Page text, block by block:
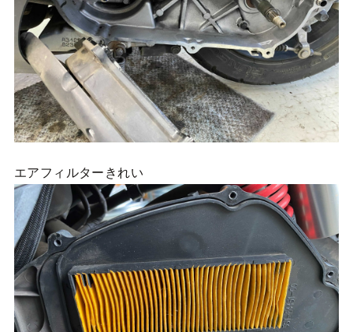
エアフィルターきれい